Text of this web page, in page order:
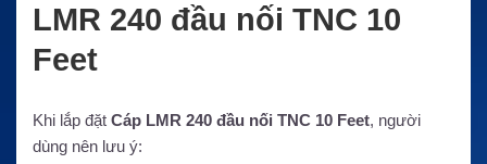
LMR 240 đầu nối TNC 10
Feet
Khi lắp đặt Cáp LMR 240 đầu nối TNC 10 Feet, người
dùng nên lưu ý: